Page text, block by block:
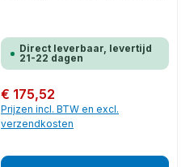
Direct leverbaar, levertijd
21-22 dagen
Normale prijs:
€ 175,52
Prijzen incl. BTW en excl.
verzendkosten